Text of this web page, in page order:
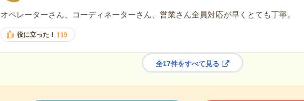
オペレーターさん、コーディネーターさん、営業さん全員対応が早くとても丁寧。
役に立った！ 119
全17件をすべて見る